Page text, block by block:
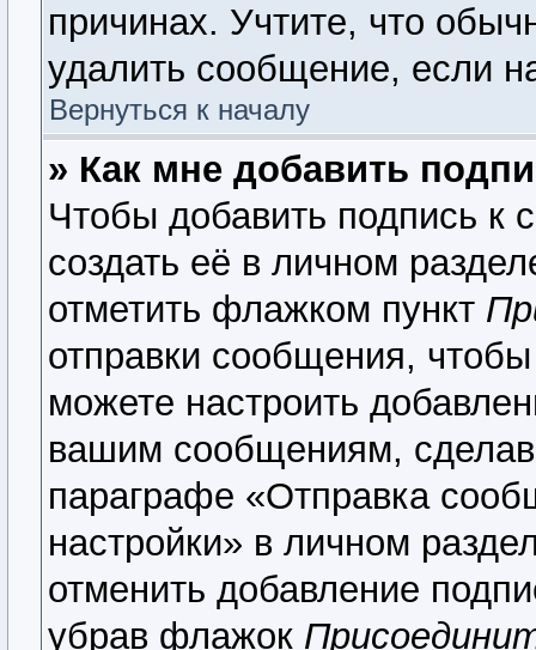
причинах. Учтите, что
удалить сообщение, если
Вернуться к началу
» Как мне добавить
Чтобы добавить подпись
создать её в личном
отметить флажком пункт
отправки сообщения,
можете настроить
вашим сообщениям,
параграфе «Отправка
настройки» в личном
отменить добавление
убрав флажок